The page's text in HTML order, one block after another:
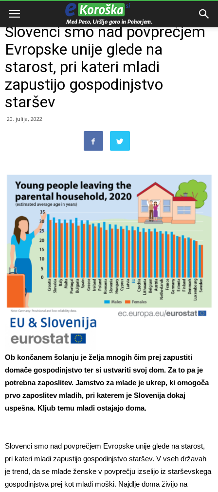
Domov
Slovenci smo nad povprečjem
Evropske unije glede na
starost, pri kateri mladi
zapustijo gospodinjstvo
staršev
20. julija, 2022
Ob končanem šolanju je želja mnogih čim prej zapustiti
domače gospodinjstvo ter si ustvariti svoj dom. Za to pa je
potrebna zaposlitev. Jamstvo za mlade je ukrep, ki omogoča
prvo zaposlitev mladih, pri katerem je Slovenija dokaj
uspešna. Kljub temu mladi ostajajo doma.
Slovenci smo nad povprečjem Evropske unije glede na starost,
pri kateri mladi zapustijo gospodinjstvo staršev. V vseh državah
je trend, da se mlade ženske v povprečju izselijo iz starševskega
gospodinjstva prej kot mladi moški. Najdlje doma živijo na